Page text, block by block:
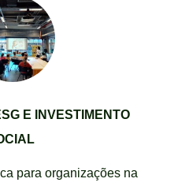
E INVESTIMENTO
para organizações na